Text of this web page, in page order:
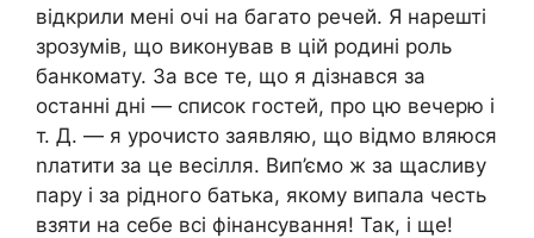
відкрили мені очі на багато речей. Я нарешті
зрозумів, що виконував в цій родині роль
банкомату. За все те, що я дізнався за
останні дні — список гостей, про цю вечерю і
т. Д. — я урочисто заявляю, що відмо вляюся
nлатити за це весілля. Вип’ємо ж за щасливу
пару і за рідного батька, якому випала честь
взяти на себе всі фінансування! Так, і ще!